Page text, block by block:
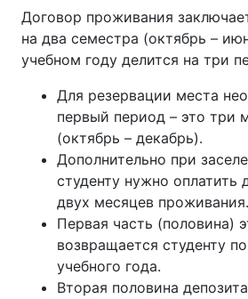
Договор проживания
на два семестра (октябрь –
учебном году делится на три
Для резервации места
первый период – это три
(октябрь – декабрь).
Дополнительно при
студенту нужно оплатить
двух месяцев проживания.
Первая часть (половина)
возвращается студенту
учебного года.
Вторая половина